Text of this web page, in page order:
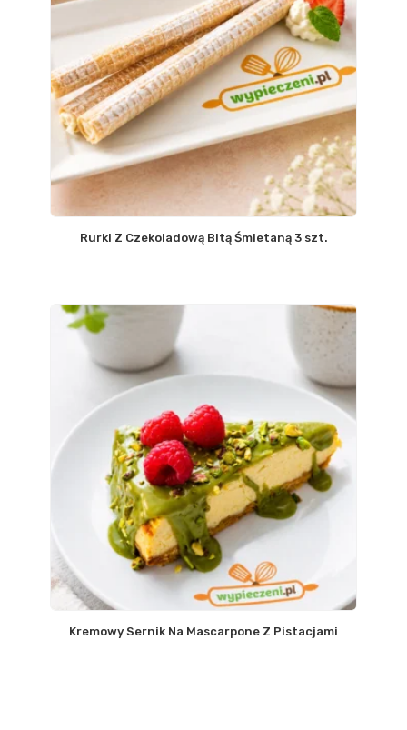
Rurki Z Czekoladową Bitą Śmietaną 3 szt.
Kremowy Sernik Na Mascarpone Z Pistacjami